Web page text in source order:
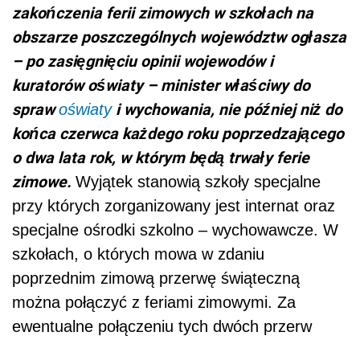
zakończenia ferii zimowych w szkołach na
obszarze poszczególnych województw ogłasza
– po zasięgnięciu opinii wojewodów i
kuratorów oświaty – minister właściwy do
sprawoświatyi wychowania, nie później niż do
końca czerwca każdego roku poprzedzającego
o dwa lata rok, w którym będą trwały ferie
zimowe. Wyjątek stanowią szkoły specjalne
przy których zorganizowany jest internat oraz
specjalne ośrodki szkolno – wychowawcze. W
szkołach, o których mowa w zdaniu
poprzednim zimową przerwę świąteczną
można połączyć z feriami zimowymi. Za
ewentualne połączeniu tych dwóch przerw